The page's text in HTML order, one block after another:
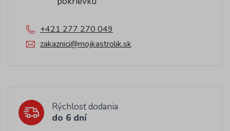
+421 277 270 049
zakaznici@mojkastrolik.sk
Rýchlosť dodania
do 6 dní